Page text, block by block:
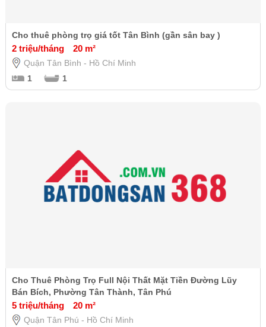
Cho thuê phòng trọ giá tốt Tân Bình (gần sân bay )
2 triệu/tháng 20 m²
Quận Tân Bình - Hồ Chí Minh
1
1
Cho Thuê Phòng Trọ Full Nội Thất Mặt Tiền Đường Lũy
Bán Bích, Phường Tân Thành, Tân Phú
5 triệu/tháng 20 m²
Quận Tân Phú - Hồ Chí Minh